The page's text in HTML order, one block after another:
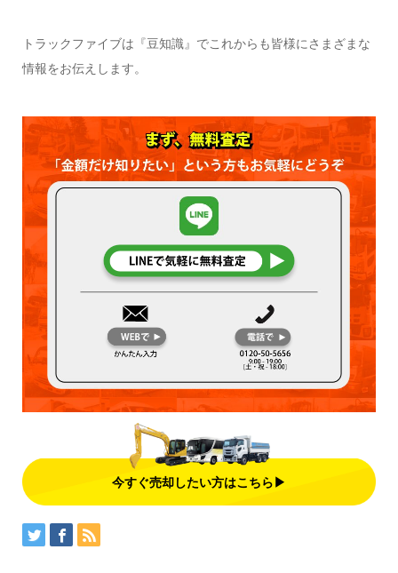
トラックファイブは『豆知識』でこれからも皆様にさまざまな
情報をお伝えします。
今すぐ売却したい方はこちら▶